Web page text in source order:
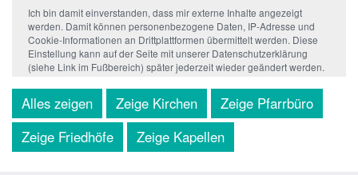
Ich bin damit einverstanden, dass mir externe Inhalte angezeigt
werden. Damit können personenbezogene Daten, IP-Adresse und
Cookie-Informationen an Drittplattformen übermittelt werden. Diese
Einstellung kann auf der Seite mit unserer Datenschutzerklärung
(siehe Link im Fußbereich) später jederzeit wieder geändert werden.
Alles zeigen Zeige Kirchen
Zeige Pfarrbüro
Zeige Friedhöfe
Zeige Kapellen